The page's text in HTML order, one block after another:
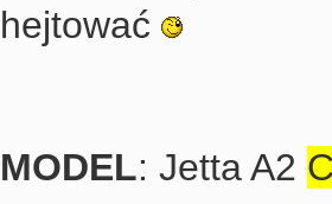
hejtować
MODEL: Jetta A2